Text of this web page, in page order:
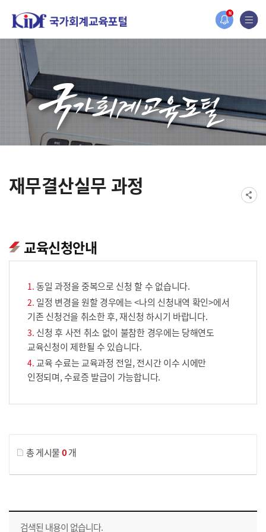
N
홈페이지가 새롭게 개편되었습니다.
한국조세재정연구원홈페이지가 새롭게 개설되었습니다.
재무결산실무 과정
교육신청안내
동일 과정을 중복으로 신청 할 수 없습니다.
일정 변경을 원할 경우에는 <나의 신청내역 확인>에서
기존 신청건을 취소한 후, 재신청 하시기 바랍니다.
신청 후 사전 취소 없이 불참한 경우에는 당해연도
교육신청이 제한될 수 있습니다.
교육 수료는 교육과정 전일, 전시간 이수 시에만
인정되며, 수료증 발급이 가능합니다.
총 게시물0개
교육신청 목록을 나타낸 표로 회차, 지역, 접수기간, 교육기간, 교육장소, 신청인원/모집인원, 상태로 나뉘어 설명합니다.
검색된 내용이 없습니다.